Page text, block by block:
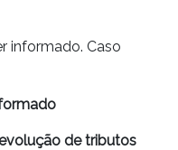
informado. Caso
de tributos